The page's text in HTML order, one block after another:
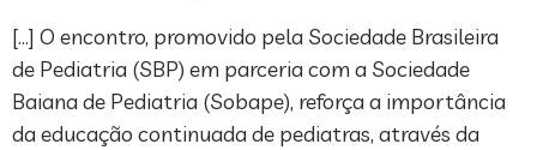
[…] O encontro, promovido pela Sociedade Brasileira
de Pediatria (SBP) em parceria com a Sociedade
Baiana de Pediatria (Sobape), reforça a importância
da educação continuada de pediatras, através da